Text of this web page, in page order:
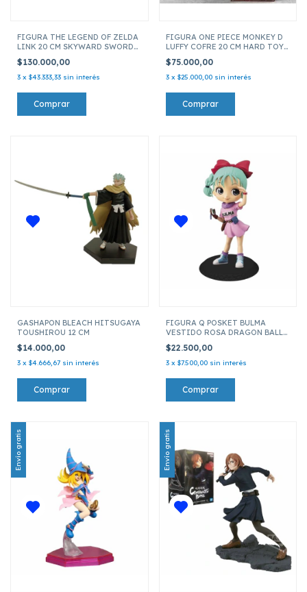
FIGURA THE LEGEND OF ZELDA
LINK 20 CM SKYWARD SWORD
155
$130.000,00
3 x $43.333,33 sin interés
FIGURA ONE PIECE MONKEY D
LUFFY COFRE 20 CM HARD TOY
$75.000,00
3 x $25.000,00 sin interés
GASHAPON BLEACH HITSUGAYA
TOUSHIROU 12 CM
$14.000,00
3 x $4.666,67 sin interés
FIGURA Q POSKET BULMA
VESTIDO ROSA DRAGON BALL
$22.500,00
3 x $7.500,00 sin interés
Envío gratis Envío gratis